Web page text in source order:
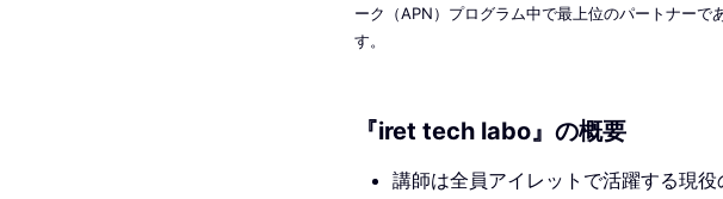
ーク（APN）プログラム中で最上位のパートナー
す。
『iret tech labo』の概要
講師は全員アイレットで活躍する現役